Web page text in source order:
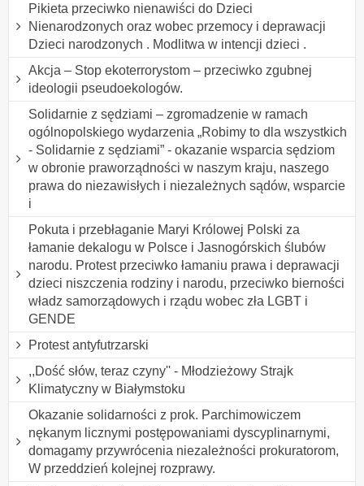
Pikieta przeciwko nienawiści do Dzieci
Nienarodzonych oraz wobec przemocy i deprawacji
Dzieci narodzonych . Modlitwa w intencji dzieci .
Akcja – Stop ekoterrorystom – przeciwko zgubnej
ideologii pseudoekologów.
Solidarnie z sędziami – zgromadzenie w ramach
ogólnopolskiego wydarzenia „Robimy to dla wszystkich
- Solidarnie z sędziami” - okazanie wsparcia sędziom
w obronie praworządności w naszym kraju, naszego
prawa do niezawisłych i niezależnych sądów, wsparcie
i
Pokuta i przebłaganie Maryi Królowej Polski za
łamanie dekalogu w Polsce i Jasnogórskich ślubów
narodu. Protest przeciwko łamaniu prawa i deprawacji
dzieci niszczenia rodziny i narodu, przeciwko bierności
władz samorządowych i rządu wobec zła LGBT i
GENDE
Protest antyfutrzarski
,,Dość słów, teraz czyny'' - Młodzieżowy Strajk
Klimatyczny w Białymstoku
Okazanie solidarności z prok. Parchimowiczem
nękanym licznymi postępowaniami dyscyplinarnymi,
domagamy przywrócenia niezależności prokuratorom,
W przeddzień kolejnej rozprawy.